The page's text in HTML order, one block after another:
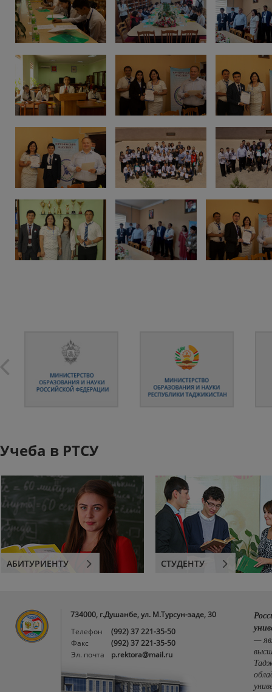
Учеба в РТСУ
АБИТУРИЕНТУ СТУДЕНТУ
734000, г.Душанбе, ул. М.Турсун-заде, 30
Телефон
(992) 37 221-35-50
Факс
(992) 37 221-35-50
Эл. почта
p.rektora@mail.ru
—